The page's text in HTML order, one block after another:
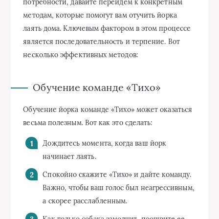
потребности, давайте перейдем к конкретным
методам, которые помогут вам отучить йорка
лаять дома. Ключевым фактором в этом процессе
является последовательность и терпение. Вот
несколько эффективных методов:
Обучение команде «Тихо»
Обучение йорка команде «Тихо» может оказаться
весьма полезным. Вот как это сделать:
Дождитесь момента, когда ваш йорк
начинает лаять.
Спокойно скажите «Тихо» и дайте команду.
Важно, чтобы ваш голос был неагрессивным,
а скорее расслабленным.